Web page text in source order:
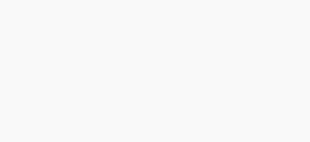
Quân, Phường 3, Quận 11,